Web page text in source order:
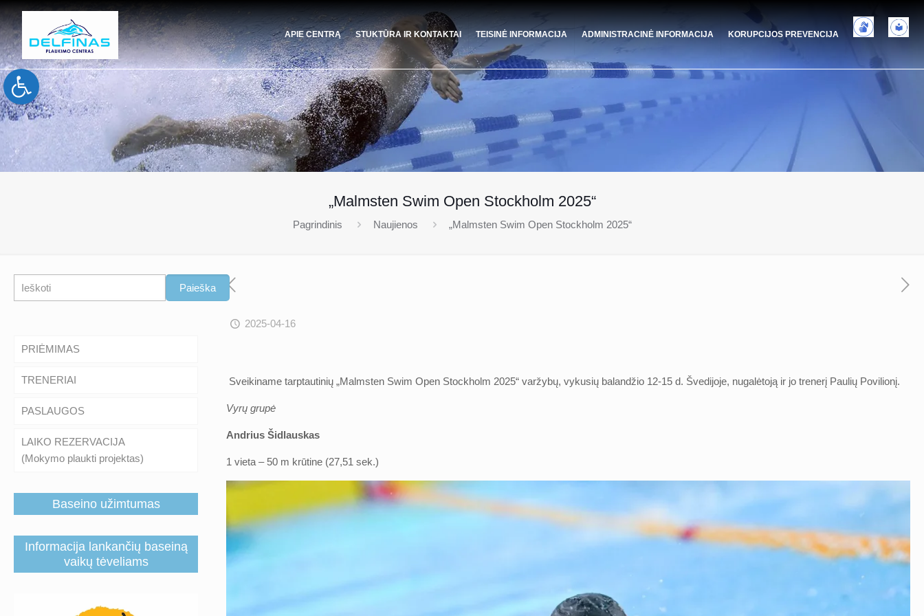
Open toolbar
APIE CENTRĄ STUKTŪRA IR KONTAKTAI TEISINĖ INFORMACIJA ADMINISTRACINĖ INFORMACIJA KORUPCIJOS PREVENCIJA
„Malmsten Swim Open Stockholm 2025“
Pagrindinis Naujienos „Malmsten Swim Open Stockholm 2025“
2025-04-16
Sveikiname tarptautinių „Malmsten Swim Open Stockholm 2025“ varžybų, vykusių balandžio 12-15 d. Švedijoje, nugalėtoją ir jo trenerį Paulių Povilionį.
Vyrų grupė
Andrius Šidlauskas
1 vieta – 50 m krūtine (27,51 sek.)
Paieška Paieška
PRIĖMIMAS
TRENERIAI
PASLAUGOS
LAIKO REZERVACIJA
(Mokymo plaukti projektas)
Baseino užimtumas
Informacija lankančių baseiną
vaikų tėveliams